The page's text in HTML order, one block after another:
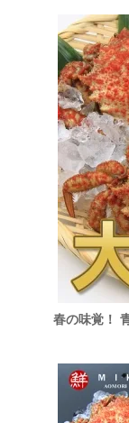
春の味覚！